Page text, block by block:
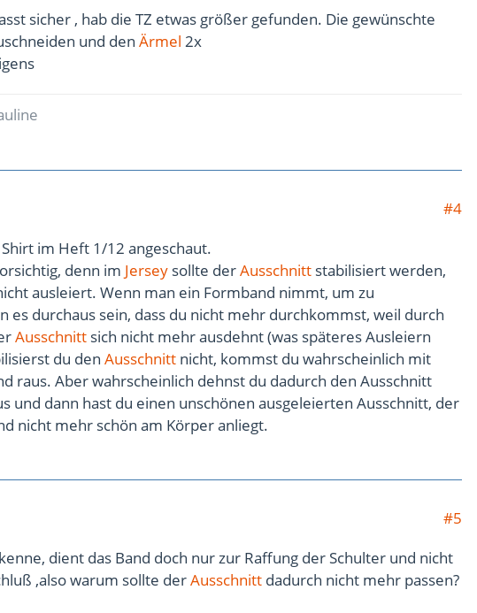
sicher , hab die TZ etwas größer gefunden. Die gewünschte
und den Ärmel 2x
#4
im Heft 1/12 angeschaut.
denn im Jersey sollte derAusschnitt stabilisiert werden,
ausleiert. Wenn man ein Formband nimmt, um zu
es durchaus sein, dass du nicht mehr durchkommst, weil durch
Ausschnitt sich nicht mehr ausdehnt (was späteres Ausleiern
du den Ausschnitt nicht, kommst du wahrscheinlich mit
raus. Aber wahrscheinlich dehnst du dadurch den Ausschnitt
und dann hast du einen unschönen ausgeleierten Ausschnitt, der
nicht mehr schön am Körper anliegt.
#5
dient das Band doch nur zur Raffung der Schulter und nicht
,also warum sollte derAusschnitt dadurch nicht mehr passen?